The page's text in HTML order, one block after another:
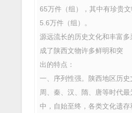
65万件（组），其中有珍贵文
5.6万件（组）。
源远流长的历史文化和丰富
成了陕西文物许多鲜明和突
出的特点：
一、序列性强。陕西地区历
周、秦、汉、隋、唐等时代最
中，自始至终，各类文化遗